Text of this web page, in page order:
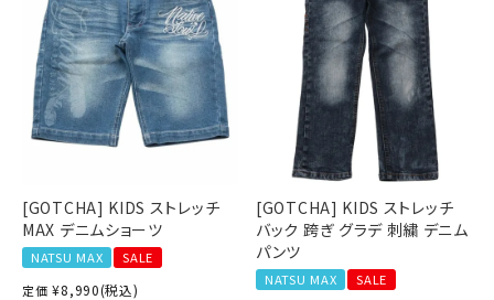
[GOTCHA] KIDS ストレッチ
MAX デニムショーツ
NATSU MAX
SALE
定価 ¥8,990(税込)
[GOTCHA] KIDS ストレッチ
バック 跨ぎ グラデ 刺繍 デニム
パンツ
NATSU MAX
SALE